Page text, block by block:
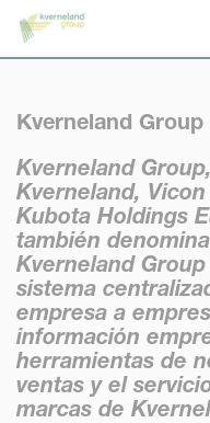
Kverneland
Kverneland
Kverneland,
Kubota Holdings
también
Kverneland
sistema
empresa a
información
herramientas de
ventas y el
marcas de
Panel de gestión de cookies